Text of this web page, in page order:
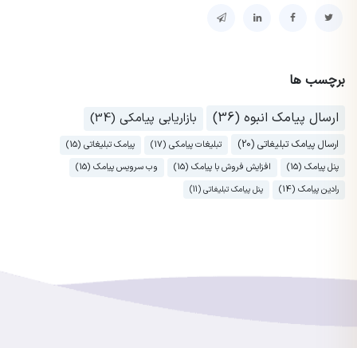
برچسب ها
ارسال پیامک انبوه (36)
بازاریابی پیامکی (34)
ارسال پیامک تبلیغاتی (20) تبلیغات پیامکی (17)
پیامک تبلیغاتی (15)
پنل پیامک (15)
افزایش فروش با پیامک (15)
وب سرویس پیامک (15)
رادین پیامک (14)
پنل پیامک تبلیغاتی (11)